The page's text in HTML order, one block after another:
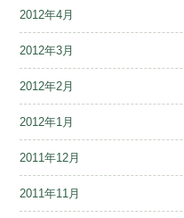
2012年4月
2012年3月
2012年2月
2012年1月
2011年12月
2011年11月